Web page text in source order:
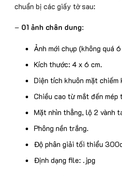
chuẩn bị các giấy tờ sau:
– 01 ảnh chân dung:
Ảnh mới chụp (không quá
Kích thước: 4 x 6 cm.
Diện tích khuôn mặt chiếm
Chiều cao từ mắt đến
Mặt nhìn thẳng, lộ 2 vành
Phông nền trắng.
Độ phân giải tối thiểu
Định dạng file: .jpg